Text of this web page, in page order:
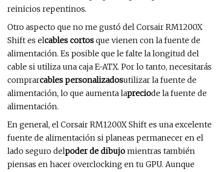
reinicios repentinos.
Otro aspecto que no me gustó del Corsair RM1200X
Shift es elcables cortos que vienen con la fuente de
alimentación. Es posible que le falte la longitud del
cable si utiliza una caja E-ATX. Por lo tanto, necesitarás
comprarcables personalizadosutilizar la fuente de
alimentación, lo que aumenta lapreciode la fuente de
alimentación.
En general, el Corsair RM1200X Shift es una excelente
fuente de alimentación si planeas permanecer en el
lado seguro delpoder de dibujo mientras también
piensas en hacer overclocking en tu GPU. Aunque